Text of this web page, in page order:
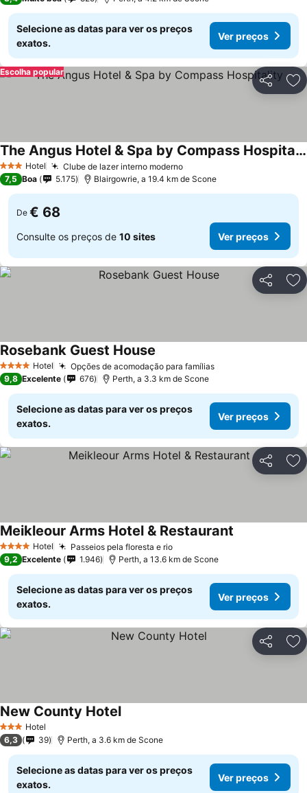
Selecione as datas para ver os preços
exatos.
Ver preços
Partilhar
Escolha popular
3 EstrelasHotel Clube de lazer interno moderno
The Angus Hotel & Spa by Compass Hospitality
7,5 Boa 5.175 Blairgowrie, a 19.4 km de Scone
De € 68
Consulte os preços de 10 sites Ver preços
Partilhar
4 EstrelasHotel Opções de acomodação para famílias
Rosebank Guest House
9,8 Excelente 676 Perth, a 3.3 km de Scone
Selecione as datas para ver os preços
exatos.
Ver preços
Partilhar
4 EstrelasHotel Passeios pela floresta e rio
Meikleour Arms Hotel & Restaurant
9,2 Excelente 1.946 Perth, a 13.6 km de Scone
Selecione as datas para ver os preços
exatos.
Ver preços
Partilhar
3 EstrelasHotel
New County Hotel
6,3 39 Perth, a 3.6 km de Scone
Selecione as datas para ver os preços
exatos.
Ver preços